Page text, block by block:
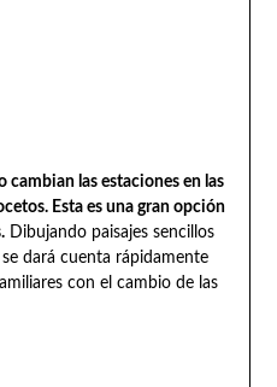
cambian las estaciones en las
Esta es una gran opción
Dibujando paisajes sencillos
dará cuenta rápidamente
con el cambio de las